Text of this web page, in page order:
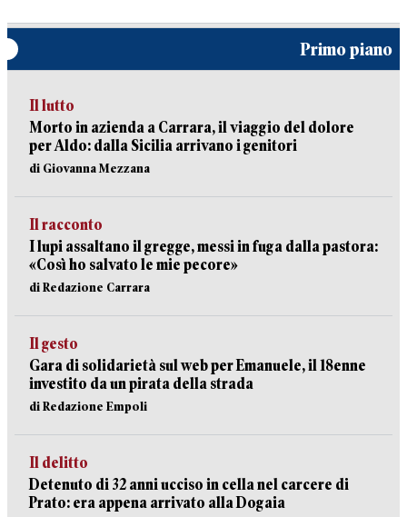
Primo piano
Il lutto
Morto in azienda a Carrara, il viaggio del dolore
per Aldo: dalla Sicilia arrivano i genitori
di Giovanna Mezzana
Il racconto
I lupi assaltano il gregge, messi in fuga dalla pastora:
«Così ho salvato le mie pecore»
di Redazione Carrara
Il gesto
Gara di solidarietà sul web per Emanuele, il 18enne
investito da un pirata della strada
di Redazione Empoli
Il delitto
Detenuto di 32 anni ucciso in cella nel carcere di
Prato: era appena arrivato alla Dogaia